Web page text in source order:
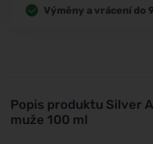
Popis produktu Silver
muže 100 ml
Výměny a vrácení do